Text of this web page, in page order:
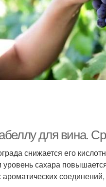
для вина.
снижается его
сахара